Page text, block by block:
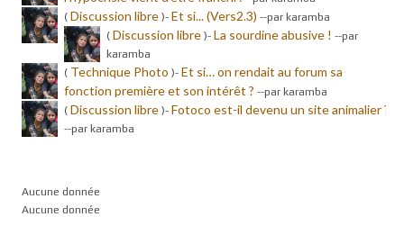
( Discussion libre )- Et si... (Vers2.3) --par karamba
( Discussion libre )- La sourdine abusive ! --par
karamba
( Technique Photo )- Et si… on rendait au forum sa
fonction première et son intérêt ? --par karamba
( Discussion libre )- Fotoco est-il devenu un site animalier ?
--par karamba
Aucune donnée
Aucune donnée